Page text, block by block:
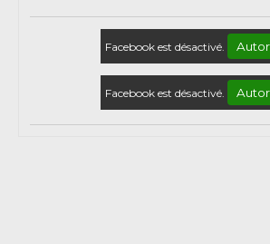
Facebook est désactivé.
Facebook est désactivé.